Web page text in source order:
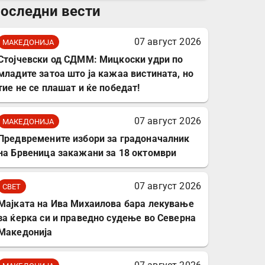
комплет за заштита на
вести
МАКЕДОНИЈА
07 август 2026
од СДММ: Мицкоски удри по
затоа што ја кажаа вистината, но
не се плашат и ќе победат!
МАКЕДОНИЈА
07 август 2026
избори за градоначалник
Брвеница закажани за 18 октомври
СВЕТ
07 август 2026
на Ива Михаилова бара лекување
ќерка си и праведно судење во Северна